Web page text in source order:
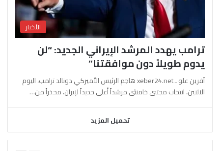
الأخبار
ترامب يهدد المرشد الإيراني الجديد: “لن
يدوم طويلاً دون موافقتنا”
آفرين علو ـ xeber24.net هاجم الرئيس الأميركي دونالد ترامب، اليوم
الاثنين، انتخاب مجتبى خامنئي مرشداً أعلى جديداً لإيران، محذراً من…
تحميل المزيد